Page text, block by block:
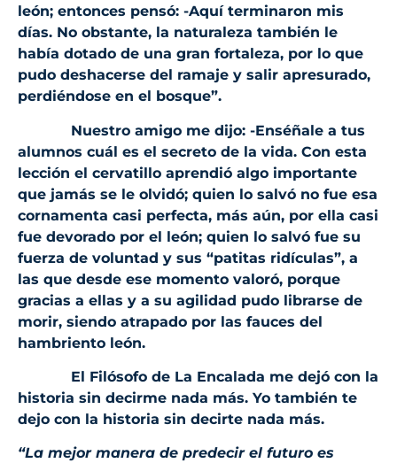
león; entonces pensó: -Aquí terminaron mis
días. No obstante, la naturaleza también le
había dotado de una gran fortaleza, por lo que
pudo deshacerse del ramaje y salir apresurado,
perdiéndose en el bosque”.
Nuestro amigo me dijo: -Enséñale a tus
alumnos cuál es el secreto de la vida. Con esta
lección el cervatillo aprendió algo importante
que jamás se le olvidó; quien lo salvó no fue esa
cornamenta casi perfecta, más aún, por ella casi
fue devorado por el león; quien lo salvó fue su
fuerza de voluntad y sus “patitas ridículas”, a
las que desde ese momento valoró, porque
gracias a ellas y a su agilidad pudo librarse de
morir, siendo atrapado por las fauces del
hambriento león.
El Filósofo de La Encalada me dejó con la
historia sin decirme nada más. Yo también te
dejo con la historia sin decirte nada más.
“La mejor manera de predecir el futuro es